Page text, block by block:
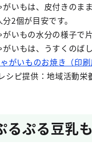
いもは、皮付きのま
2個が目安です。
いもの水分の様子で
いもは、うすくのば
がいものお焼き（印
ピ提供：地域活動栄養
るぷる豆乳